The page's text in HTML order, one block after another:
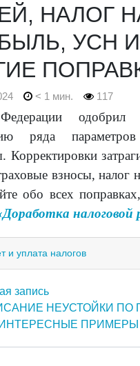
НАЛОГ
УСН И
< 1 мин. 117
одобрил
ряда
Корректировки
взносы, налог
обо всех
налоговой
и уплата налогов
по записям
запись
НЕУСТОЙКИ ПО
ИНТЕРЕСНЫЕ ПРИМЕРЫ